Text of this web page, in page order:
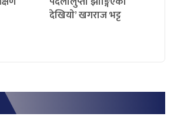
देखियाे’ खगराज भट्ट